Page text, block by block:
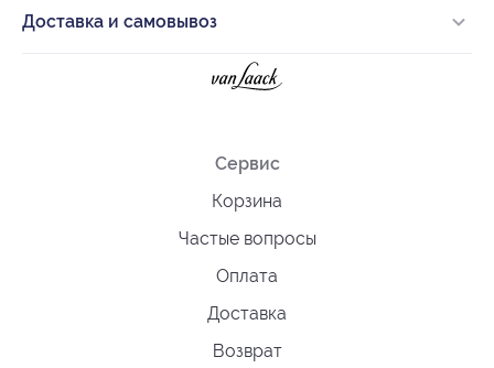
Доставка и самовывоз
Сервис
Корзина
Частые вопросы
Оплата
Доставка
Возврат